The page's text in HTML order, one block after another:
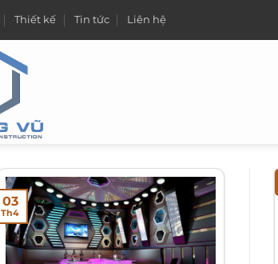
Thiết kế Tin tức Liên hệ
03
Th4